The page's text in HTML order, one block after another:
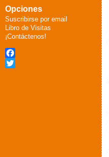
Opciones
Suscribirse por email
Libro de Visitas
¡Contáctenos!
Facebook